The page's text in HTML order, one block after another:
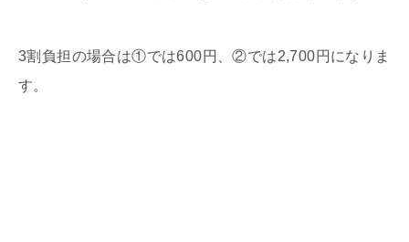
3割負担の場合は①では600円、②では2,700円になりま
す。